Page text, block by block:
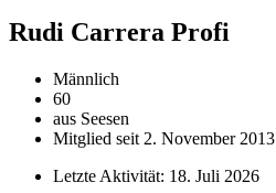
Rudi Carrera Profi
Männlich
60
aus Seesen
Mitglied seit 2. November 2013
Letzte Aktivität: 18. Juli 2026